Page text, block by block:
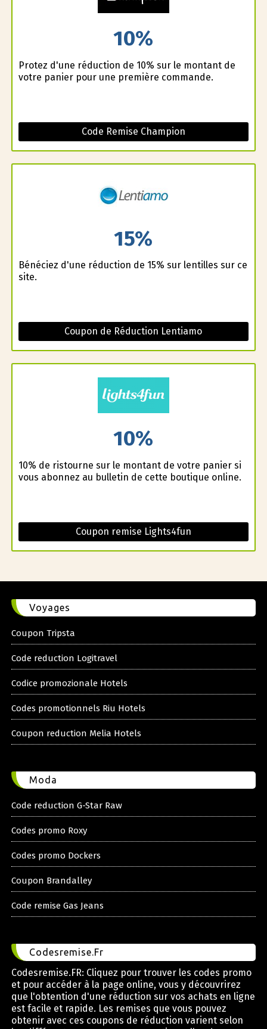
10%
Profitez d'une réduction de 10% sur le montant de
votre panier pour une première commande.
Code Remise Champion
15%
Bénéficiez d'une réduction de 15% sur lentilles sur ce
site.
Coupon de Réduction Lentiamo
10%
10% de ristourne sur le montant de votre panier si
vous abonnez au bulletin de cette boutique online.
Coupon remise Lights4fun
Voyages
Coupon Tripsta
Code reduction Logitravel
Codice promozionale Hotels
Codes promotionnels Riu Hotels
Coupon reduction Melia Hotels
Moda
Code reduction G-Star Raw
Codes promo Roxy
Codes promo Dockers
Coupon Brandalley
Code remise Gas Jeans
Codesremise.Fr
Codesremise.FR: Cliquez pour trouver les codes promo
et pour accéder à la page online, vous y découvrirez
que l'obtention d'une réduction sur vos achats en ligne
est facile et rapide. Les remises que vous pouvez
obtenir avec ces coupons de réduction varient selon